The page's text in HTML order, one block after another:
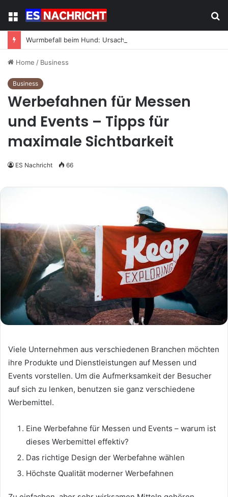
Menu
Home / Business
Business
Werbefahnen für Messen
und Events – Tipps für
maximale Sichtbarkeit
ES Nachricht 66
Viele Unternehmen aus verschiedenen Branchen möchten
ihre Produkte und Dienstleistungen auf Messen und
Events vorstellen. Um die Aufmerksamkeit der Besucher
auf sich zu lenken, benutzen sie ganz verschiedene
Werbemittel.
Eine Werbefahne für Messen und Events – warum ist
dieses Werbemittel effektiv?
Das richtige Design der Werbefahne wählen
Höchste Qualität moderner Werbefahnen